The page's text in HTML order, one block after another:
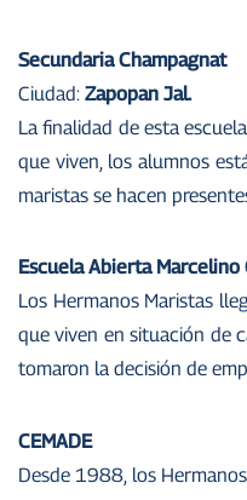
Secundaria Champagnat
Ciudad: Zapopan Jal.
La finalidad de esta
que viven, los alumnos
maristas se hacen
Escuela Abierta Marcelino
Los Hermanos Maristas
que viven en situación de
tomaron la decisión de
CEMADE
Desde 1988, los